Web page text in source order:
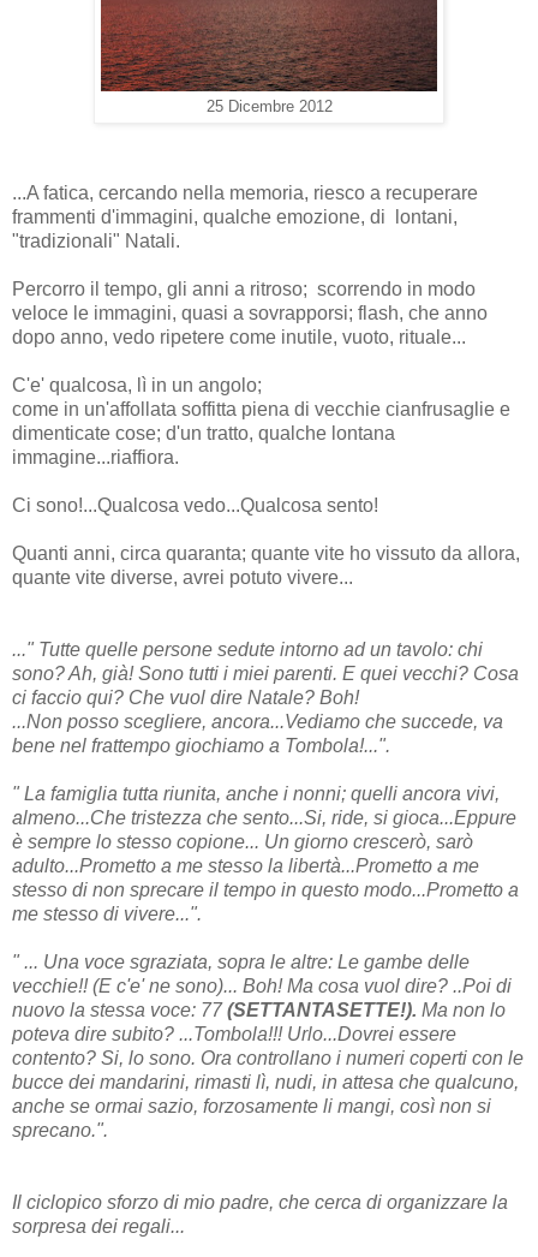
25 Dicembre 2012
...A fatica, cercando nella memoria, riesco a recuperare
frammenti d'immagini, qualche emozione, di lontani,
"tradizionali" Natali.
Percorro il tempo, gli anni a ritroso; scorrendo in modo
veloce le immagini, quasi a sovrapporsi; flash, che anno
dopo anno, vedo ripetere come inutile, vuoto, rituale...
C'e' qualcosa, lì in un angolo;
come in un'affollata soffitta piena di vecchie cianfrusaglie e
dimenticate cose; d'un tratto, qualche lontana
immagine...riaffiora.
Ci sono!...Qualcosa vedo...Qualcosa sento!
Quanti anni, circa quaranta; quante vite ho vissuto da allora,
quante vite diverse, avrei potuto vivere...
..." Tutte quelle persone sedute intorno ad un tavolo: chi
sono? Ah, già! Sono tutti i miei parenti. E quei vecchi? Cosa
ci faccio qui? Che vuol dire Natale? Boh!
...Non posso scegliere, ancora...Vediamo che succede, va
bene nel frattempo giochiamo a Tombola!...".
" La famiglia tutta riunita, anche i nonni; quelli ancora vivi,
almeno...Che tristezza che sento...Si, ride, si gioca...Eppure
è sempre lo stesso copione... Un giorno crescerò, sarò
adulto...Prometto a me stesso la libertà...Prometto a me
stesso di non sprecare il tempo in questo modo...Prometto a
me stesso di vivere...".
" ... Una voce sgraziata, sopra le altre: Le gambe delle
vecchie!! (E c'e' ne sono)... Boh! Ma cosa vuol dire? ..Poi di
nuovo la stessa voce: 77(SETTANTASETTE!). Ma non lo
poteva dire subito? ...Tombola!!! Urlo...Dovrei essere
contento? Si, lo sono. Ora controllano i numeri coperti con le
bucce dei mandarini, rimasti lì, nudi, in attesa che qualcuno,
anche se ormai sazio, forzosamente li mangi, così non si
sprecano.".
Il ciclopico sforzo di mio padre, che cerca di organizzare la
sorpresa dei regali...